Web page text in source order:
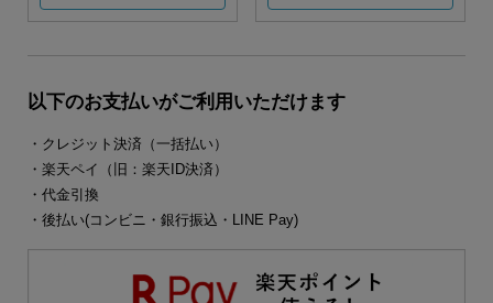
以下のお支払いがご利用いただけます
・クレジット決済（一括払い）
・楽天ペイ（旧：楽天ID決済）
・代金引換
・後払い(コンビニ・銀行振込・LINE Pay)